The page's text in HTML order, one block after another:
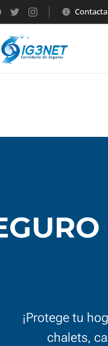
¡Protege tu
chalets,